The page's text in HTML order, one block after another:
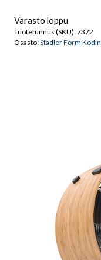
Varasto loppu
Tuotetunnus (SKU):7372
Osasto:Stadler Form